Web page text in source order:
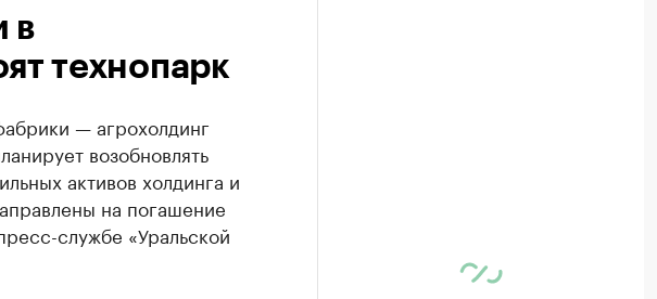
в
технопарк
— агрохолдинг
возобновлять
активов холдинга и
на погашение
службе «Уральской